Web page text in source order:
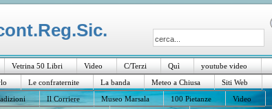
Vetrina 50 Libri Video C/Terzi Quì
youtube video
Le confraternite La banda Meteo a Chiusa
Siti Web
Il Corriere Museo Marsala 100 Pietanze
Video